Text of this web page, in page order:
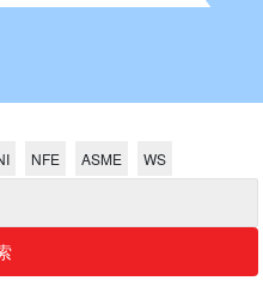
NFE ASME WS